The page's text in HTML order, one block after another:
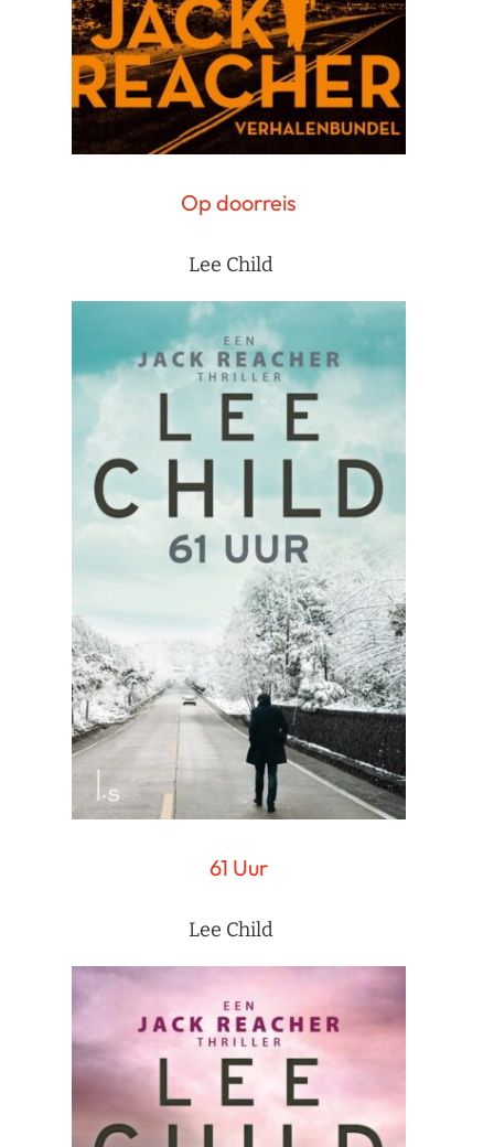
Op doorreis
Lee Child
61 Uur
Lee Child